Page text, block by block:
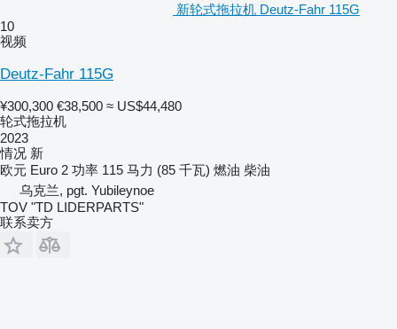
新轮式拖拉机 Deutz-Fahr 115G
10
视频
Deutz-Fahr 115G
¥300,300 €38,500 ≈ US$44,480
轮式拖拉机
2023
情况 新
欧元 Euro 2 功率 115 马力 (85 千瓦) 燃油 柴油
乌克兰, pgt. Yubileynoe
TOV "TD LIDERPARTS"
联系卖方